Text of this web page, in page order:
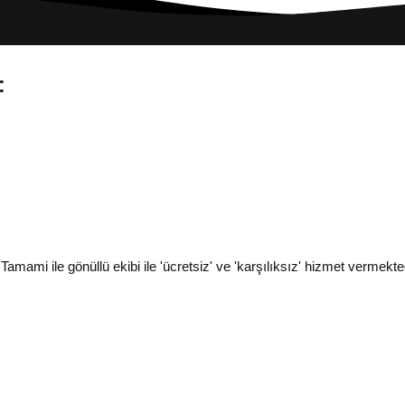
ile gönüllü ekibi ile 'ücretsiz' ve 'karşılıksız' hizmet